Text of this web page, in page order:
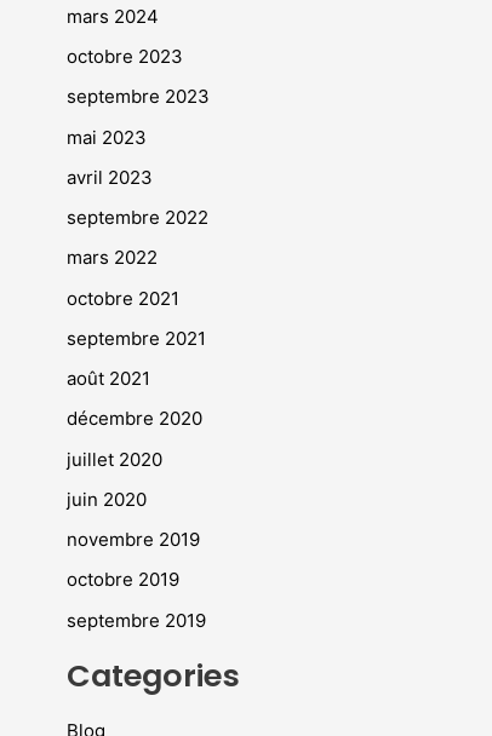
mars 2024
octobre 2023
septembre 2023
mai 2023
avril 2023
septembre 2022
mars 2022
octobre 2021
septembre 2021
août 2021
décembre 2020
juillet 2020
juin 2020
novembre 2019
octobre 2019
septembre 2019
Categories
Blog